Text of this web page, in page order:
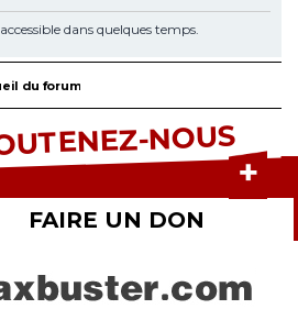
dans quelques temps.
du forum
NOUS
FAIRE UN DON